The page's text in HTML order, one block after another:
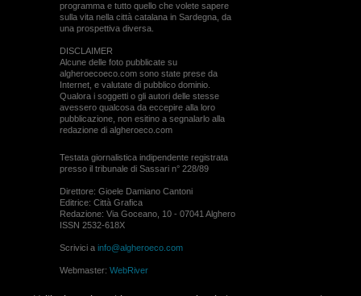
programma e tutto quello che volete sapere
sulla vita nella città catalana in Sardegna, da
una prospettiva diversa.
DISCLAIMER
Alcune delle foto pubblicate su
algheroecoeco.com sono state prese da
Internet, e valutate di pubblico dominio.
Qualora i soggetti o gli autori delle stesse
avessero qualcosa da eccepire alla loro
pubblicazione, non esitino a segnalarlo alla
redazione di algheroeco.com
Testata giornalistica indipendente registrata
presso il tribunale di Sassari n° 228/89
Direttore: Gioele Damiano Cantoni
Editrice: Città Grafica
Redazione: Via Goceano, 10 - 07041 Alghero
ISSN 2532-618X
Scrivici a info@algheroeco.com
Webmaster: WebRiver